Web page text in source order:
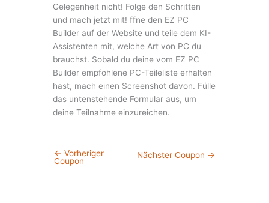
Gelegenheit nicht! Folge den Schritten
und mach jetzt mit! ffne den EZ PC
Builder auf der Website und teile dem KI-
Assistenten mit, welche Art von PC du
brauchst. Sobald du deine vom EZ PC
Builder empfohlene PC-Teileliste erhalten
hast, mach einen Screenshot davon. Fülle
das untenstehende Formular aus, um
deine Teilnahme einzureichen.
← Vorheriger
Coupon
Nächster Coupon →